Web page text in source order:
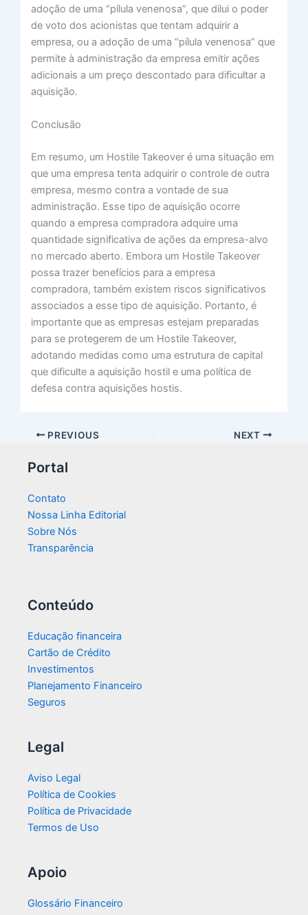
adoção de uma “pílula venenosa”, que dilui o poder
de voto dos acionistas que tentam adquirir a
empresa, ou a adoção de uma “pílula venenosa” que
permite à administração da empresa emitir ações
adicionais a um preço descontado para dificultar a
aquisição.
Conclusão
Em resumo, um Hostile Takeover é uma situação em
que uma empresa tenta adquirir o controle de outra
empresa, mesmo contra a vontade de sua
administração. Esse tipo de aquisição ocorre
quando a empresa compradora adquire uma
quantidade significativa de ações da empresa-alvo
no mercado aberto. Embora um Hostile Takeover
possa trazer benefícios para a empresa
compradora, também existem riscos significativos
associados a esse tipo de aquisição. Portanto, é
importante que as empresas estejam preparadas
para se protegerem de um Hostile Takeover,
adotando medidas como uma estrutura de capital
que dificulte a aquisição hostil e uma política de
defesa contra aquisições hostis.
PREVIOUS NEXT
Portal
Contato
Nossa Linha Editorial
Sobre Nós
Transparência​
Conteúdo
Educação financeira
Cartão de Crédito
Investimentos
Planejamento Financeiro
Seguros
Legal
Aviso Legal
Política de Cookies
Política de Privacidade
Termos de Uso
Apoio
Glossário Financeiro